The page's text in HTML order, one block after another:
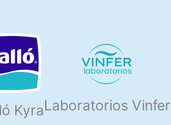
KyraLaboratorios Vinfer